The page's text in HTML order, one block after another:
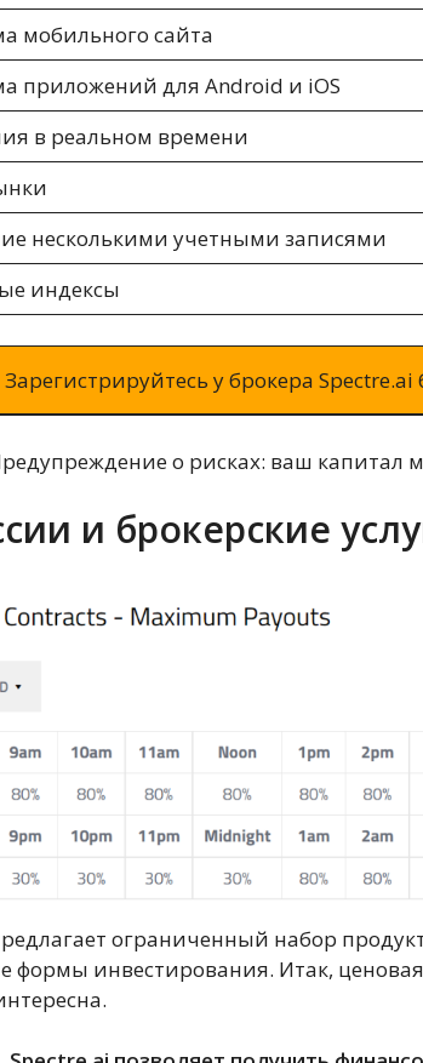
мобильного сайта
приложений для Android и iOS
в реальном времени
несколькими учетными записями
индексы
Зарегистрируйтесь у брокера
о рисках: ваш капитал
и брокерские
ограниченный набор
формы инвестирования. Итак,